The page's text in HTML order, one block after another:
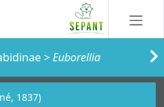
>Euborellia
1837)